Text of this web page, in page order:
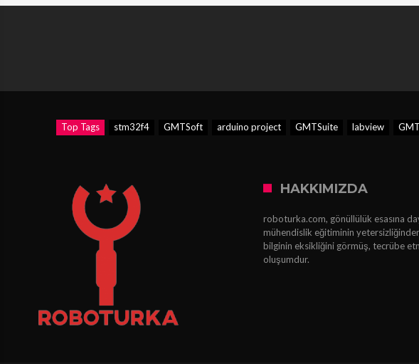
Top Tags stm32f4 GMTSoft arduino project GMTSuite labview
HAKKIMIZDA
roboturka.com, gönüllülük esasına
mühendislik eğitiminin
bilginin eksikliğini görmüş, tecrübe
oluşumdur.